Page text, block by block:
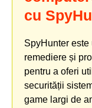
cu
SpyHunter
remediere și
pentru a oferi
securității
game largi de